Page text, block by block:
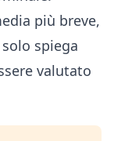
più breve,
spiega
valutato